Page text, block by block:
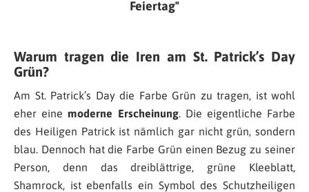
Feiertag
Warum tragen die Iren am St. Patrick’s Day
Grün?
Am St. Patrick’s Day die Farbe Grün zu tragen, ist wohl
eher einemoderne Erscheinung. Die eigentliche Farbe
des Heiligen Patrick ist nämlich gar nicht grün, sondern
blau. Dennoch hat die Farbe Grün einen Bezug zu seiner
Person, denn das dreiblättrige, grüne Kleeblatt,
Shamrock, ist ebenfalls ein Symbol des Schutzheiligen